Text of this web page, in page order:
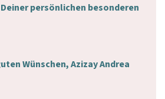
persönlichen besonderen
Wünschen, Azizay Andrea